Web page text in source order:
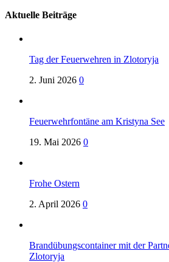
Aktuelle Beiträge
Tag der Feuerwehren in Zlotoryja
2. Juni 2026 0
Feuerwehrfontäne am Kristyna See
19. Mai 2026 0
Frohe Ostern
2. April 2026 0
Brandübungscontainer mit der
Zlotoryja